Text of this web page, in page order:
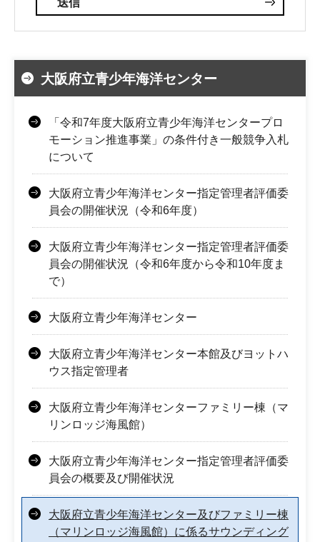
大阪府立青少年海洋センター
「令和7年度大阪府立青少年海洋センタープロ
モーション推進事業」の条件付き一般競争入札
について
大阪府立青少年海洋センター指定管理者評価委
員会の開催状況（令和6年度）
大阪府立青少年海洋センター指定管理者評価委
員会の開催状況（令和6年度から令和10年度ま
で）
大阪府立青少年海洋センター
大阪府立青少年海洋センター本館及びヨットハ
ウス指定管理者
大阪府立青少年海洋センターファミリー棟（マ
リンロッジ海風館）
大阪府立青少年海洋センター指定管理者評価委
員会の概要及び開催状況
大阪府立青少年海洋センター及びファミリー棟
（マリンロッジ海風館）に係るサウンディング